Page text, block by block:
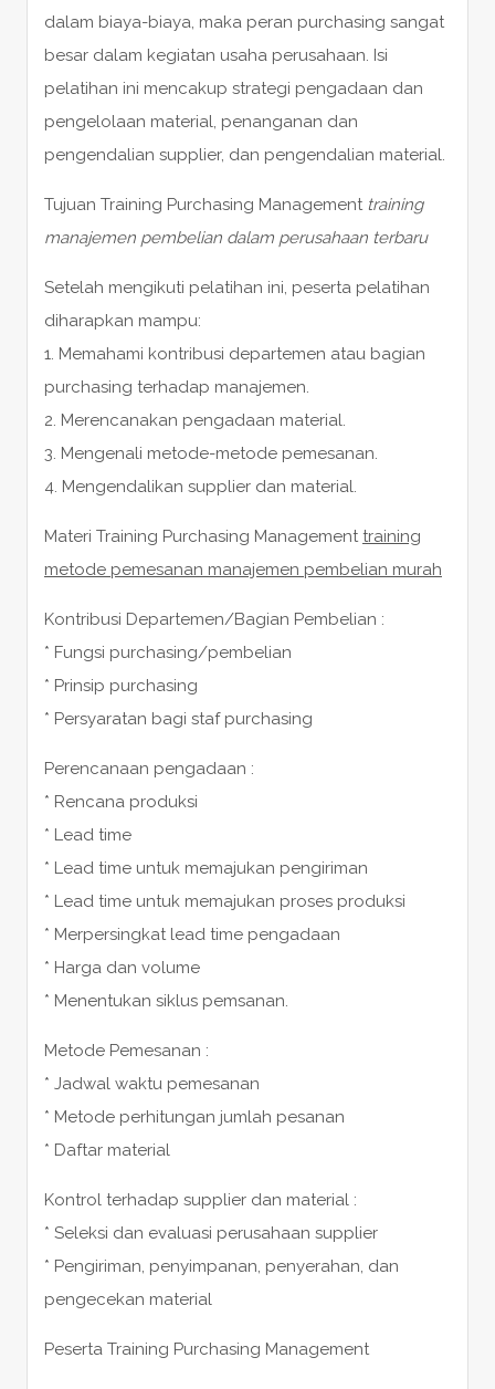
dalam biaya-biaya, maka peran purchasing sangat
besar dalam kegiatan usaha perusahaan. Isi
pelatihan ini mencakup strategi pengadaan dan
pengelolaan material, penanganan dan
pengendalian supplier, dan pengendalian material.
Tujuan Training Purchasing Management training
manajemen pembelian dalam perusahaan terbaru
Setelah mengikuti pelatihan ini, peserta pelatihan
diharapkan mampu:
1. Memahami kontribusi departemen atau bagian
purchasing terhadap manajemen.
2. Merencanakan pengadaan material.
3. Mengenali metode-metode pemesanan.
4. Mengendalikan supplier dan material.
Materi Training Purchasing Managementtraining
metode pemesanan manajemen pembelian murah
Kontribusi Departemen/Bagian Pembelian :
* Fungsi purchasing/pembelian
* Prinsip purchasing
* Persyaratan bagi staf purchasing
Perencanaan pengadaan :
* Rencana produksi
* Lead time
* Lead time untuk memajukan pengiriman
* Lead time untuk memajukan proses produksi
* Merpersingkat lead time pengadaan
* Harga dan volume
* Menentukan siklus pemsanan.
Metode Pemesanan :
* Jadwal waktu pemesanan
* Metode perhitungan jumlah pesanan
* Daftar material
Kontrol terhadap supplier dan material :
* Seleksi dan evaluasi perusahaan supplier
* Pengiriman, penyimpanan, penyerahan, dan
pengecekan material
Peserta Training Purchasing Management